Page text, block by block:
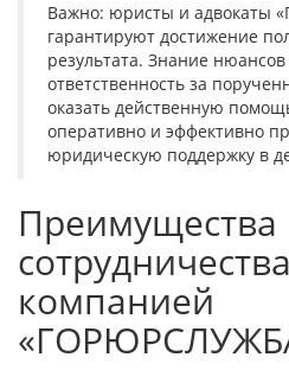
Важно: юристы и адвокаты
гарантируют достижение
результата. Знание нюансов
ответственность за
оказать действенную
оперативно и эффективно
юридическую поддержку в
Преимущества
компанией